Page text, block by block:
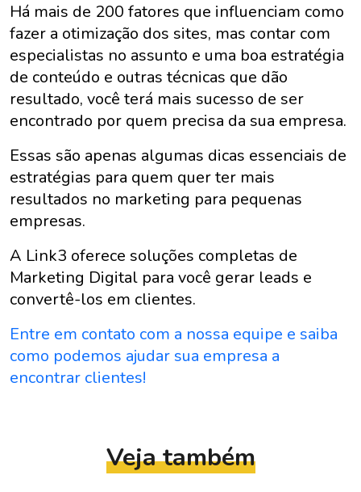
Há mais de 200 fatores que influenciam como
fazer a otimização dos sites, mas contar com
especialistas no assunto e uma boa estratégia
de conteúdo e outras técnicas que dão
resultado, você terá mais sucesso de ser
encontrado por quem precisa da sua empresa.
Essas são apenas algumas dicas essenciais de
estratégias para quem quer ter mais
resultados no marketing para pequenas
empresas.
A Link3 oferece soluções completas de
Marketing Digital para você gerar leads e
convertê-los em clientes.
Entre em contato com a nossa equipe e saiba
como podemos ajudar sua empresa a
encontrar clientes!
Veja também